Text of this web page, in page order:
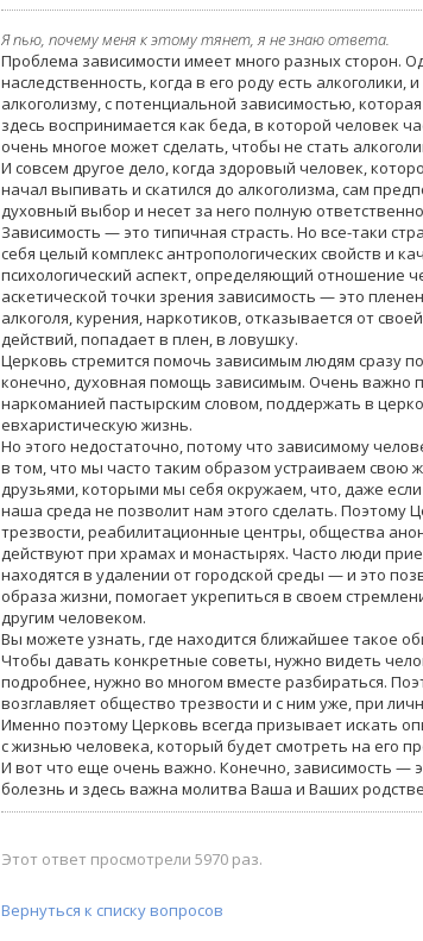
Я пью, почему меня к этому тянет, я не знаю ответа.
Проблема зависимости имеет много разных сторон.
наследственность, когда в его роду есть
алкоголизму, с потенциальной зависимостью,
здесь воспринимается как беда, в которой человек
очень многое может сделать, чтобы не стать
И совсем другое дело, когда здоровый человек,
начал выпивать и скатился до алкоголизма, сам
духовный выбор и несет за него полную
Зависимость — это типичная страсть. Но все-таки
себя целый комплекс антропологических свойств и
психологический аспект, определяющий отношение
аскетической точки зрения зависимость — это
алкоголя, курения, наркотиков, отказывается от
действий, попадает в плен, в ловушку.
Церковь стремится помочь зависимым людям сразу
конечно, духовная помощь зависимым. Очень важно
наркоманией пастырским словом, поддержать в
евхаристическую жизнь.
Но этого недостаточно, потому что зависимому
в том, что мы часто таким образом устраиваем свою
друзьями, которыми мы себя окружаем, что, даже
наша среда не позволит нам этого сделать. Поэтому
трезвости, реабилитационные центры, общества
действуют при храмах и монастырях. Часто люди
находятся в удалении от городской среды — и это
образа жизни, помогает укрепиться в своем
другим человеком.
Вы можете узнать, где находится ближайшее такое
Чтобы давать конкретные советы, нужно видеть
подробнее, нужно во многом вместе разбираться.
возглавляет общество трезвости и с ним уже, при
Именно поэтому Церковь всегда призывает искать
с жизнью человека, который будет смотреть на его
И вот что еще очень важно. Конечно, зависимость —
болезнь и здесь важна молитва Ваша и Ваших
Этот ответ просмотрели 5970 раз.
Вернуться к списку вопросов